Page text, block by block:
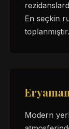
En seçkin
toplanmıştır.
Modern